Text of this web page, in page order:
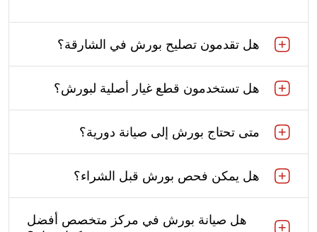
هل تقدمون تصليح بورش في الشارقة؟
هل تستخدمون قطع غيار أصلية لبورش؟
متى تحتاج بورش إلى صيانة دورية؟
هل يمكن فحص بورش قبل الشراء؟
هل صيانة بورش في مركز متخصص أفضل